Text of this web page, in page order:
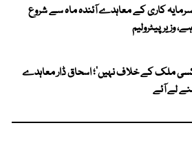
سرمایہ کاری کے معاہدے آئندہ ماہ سے شروع
وزیر پیٹرولیم
ملک کے خلاف نہیں’؛ اسحاق ڈار معاہدے
لے آئے